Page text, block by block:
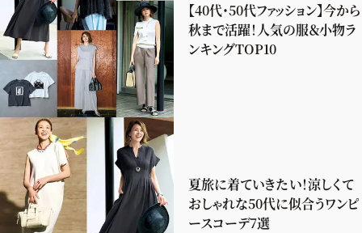
【40代・50代ファッション】今から
秋まで活躍！人気の服＆小物ラ
ンキングTOP10
夏旅に着ていきたい！涼しくて
おしゃれな50代に似合うワンピ
ースコーデ7選